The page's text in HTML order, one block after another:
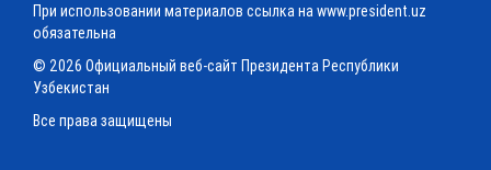
При использовании материалов ссылка на www.president.uz
обязательна
© 2026 Официальный веб-сайт Президента Республики
Узбекистан
Все права защищены